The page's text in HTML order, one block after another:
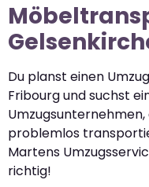
Du planst einen
Fribourg und suchst
problemlos
Martens
richtig!